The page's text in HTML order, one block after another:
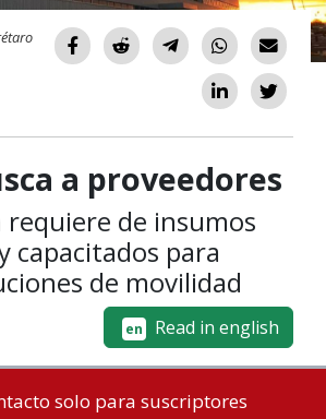
a proveedores
requiere de insumos
capacitados para
de movilidad
en Read in english
solo para suscriptores